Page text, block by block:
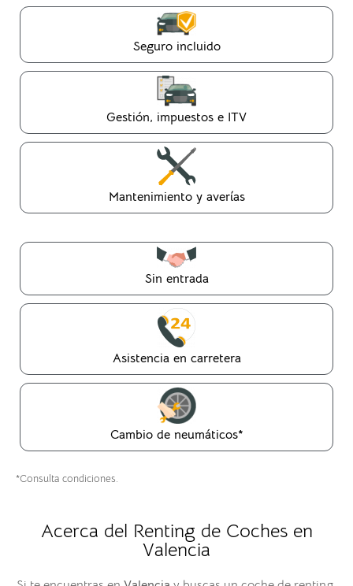
Seguro incluido
Gestión, impuestos e ITV
Mantenimiento y averías
Sin entrada
Asistencia en carretera
Cambio de neumáticos*
*Consulta condiciones.
Acerca del Renting de Coches en
Valencia